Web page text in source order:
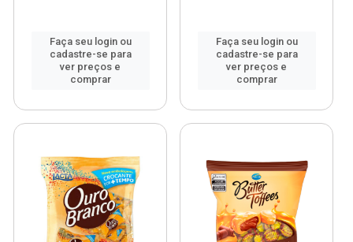
Faça seu login ou
cadastre-se para
ver preços e
comprar
Faça seu login ou
cadastre-se para
ver preços e
comprar